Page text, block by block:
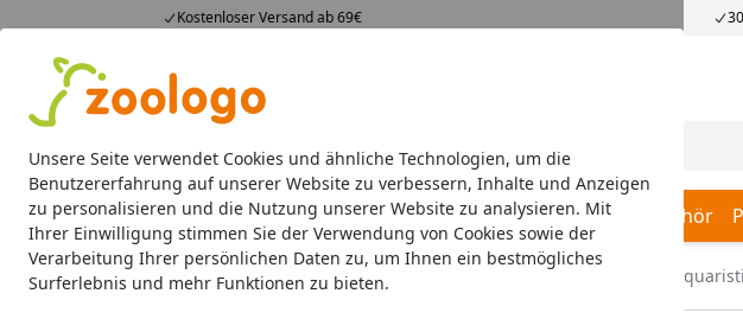
Unsere Seite verwendet Cookies und ähnliche Technologien, um die
Benutzererfahrung auf unserer Website zu verbessern, Inhalte und Anzeigen
zu personalisieren und die Nutzung unserer Website zu analysieren. Mit
Ihrer Einwilligung stimmen Sie der Verwendung von Cookies sowie der
Verarbeitung Ihrer persönlichen Daten zu, um Ihnen ein bestmögliches
Surferlebnis und mehr Funktionen zu bieten.
Kostenloser Versand ab 69€
4,74
23.588 Bewertungen
Alle Produkte
Alle Produkte Angebote Neuheiten Sommerhits Suche
Aquaristik Aquarien Beleuchtung Aquarienfilter, Pumpen & Zubehör
Startseite
Aquaristik Aquarienpflege Wasseraufbereiter fürs Aquarium